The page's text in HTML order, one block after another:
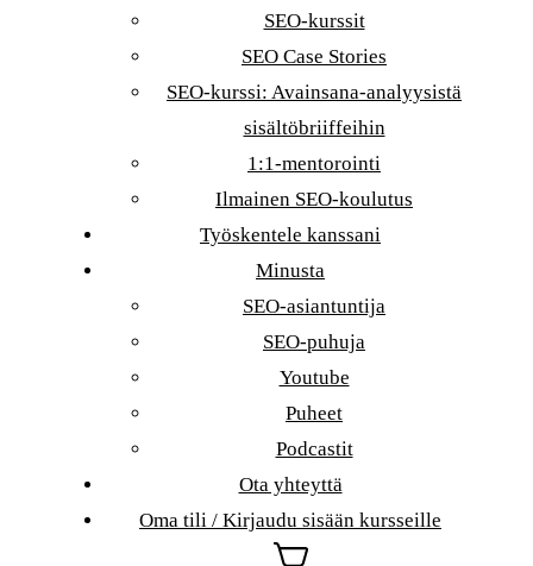
SEO-kurssit
SEO Case Stories
SEO-kurssi: Avainsana-analyysistä
sisältöbriiffeihin
1:1-mentorointi
Ilmainen SEO-koulutus
Työskentele kanssani
Minusta
SEO-asiantuntija
SEO-puhuja
Youtube
Puheet
Podcastit
Ota yhteyttä
Oma tili / Kirjaudu sisään kursseille